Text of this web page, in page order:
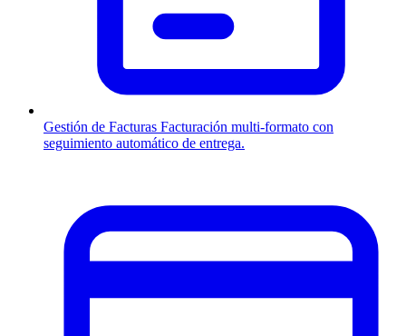
Gestión de Facturas Facturación multi-formato con
seguimiento automático de entrega.